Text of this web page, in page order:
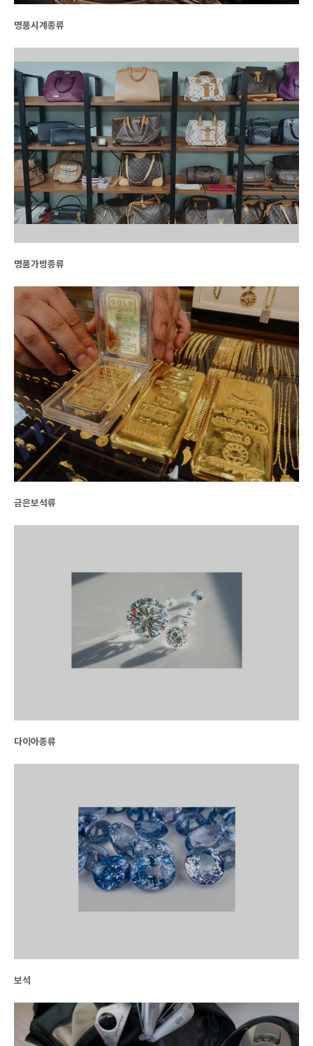
명품시계종류
명품가방종류
금은보석류
다이아종류
보석